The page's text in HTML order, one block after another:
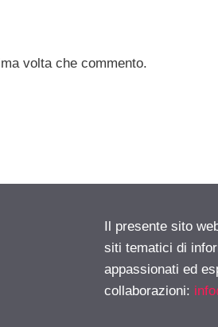
volta che commento.
Il presente sito
siti tematici di
appassionati ed
collaborazioni: